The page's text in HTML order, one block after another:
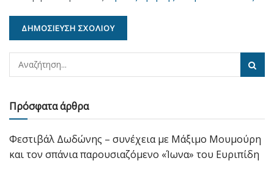
Πρόσφατα άρθρα
Φεστιβάλ Δωδώνης – συνέχεια με Μάξιμο Μουμούρη
και τον σπάνια παρουσιαζόμενο «Ίωνα» του Ευριπίδη